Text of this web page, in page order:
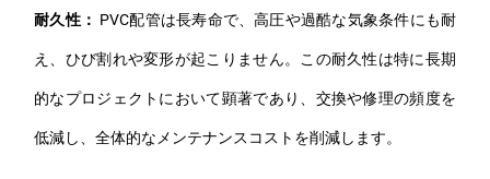
耐久性： PVC配管は長寿命で、高圧や過酷な気象条件にも耐
え、ひび割れや変形が起こりません。この耐久性は特に長期
的なプロジェクトにおいて顕著であり、交換や修理の頻度を
低減し、全体的なメンテナンスコストを削減します。